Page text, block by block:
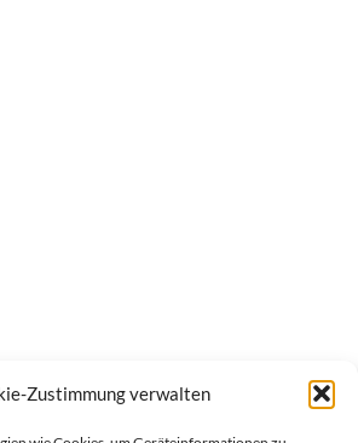
Zustimmung verwalten